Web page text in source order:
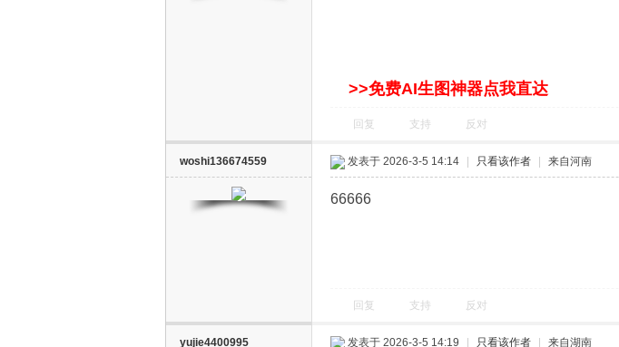
>>免费AI生图神器点我直达
回复 支持 反对
woshi136674559 发表于 2026-3-5 14:14 只看该作者 来自河南
66666
回复 支持 反对
yujie4400995 发表于 2026-3-5 14:19 只看该作者 来自湖南